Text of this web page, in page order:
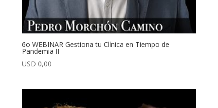
6o WEBINAR Gestiona tu Clínica en Tiempo de
Pandemia II
USD 0,00